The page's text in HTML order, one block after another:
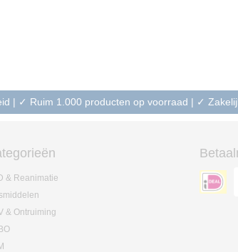
| ✓ Ruim 1.000 producten op voorraad | ✓
& Reanimatie
& Ontruiming